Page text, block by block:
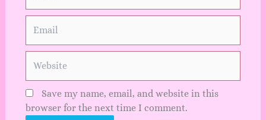
Save my name, email, and website in this
browser for the next time I comment.